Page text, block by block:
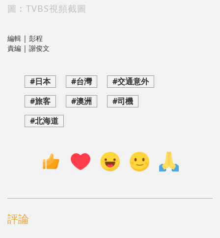
圖︰TVBS視頻截圖
編輯 | 彭程
責編 | 謝俊文
#日本 #台灣
#交通意外
#旅客
#澳洲
#司機
#北海道
評論